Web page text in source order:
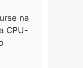
na
CPU-